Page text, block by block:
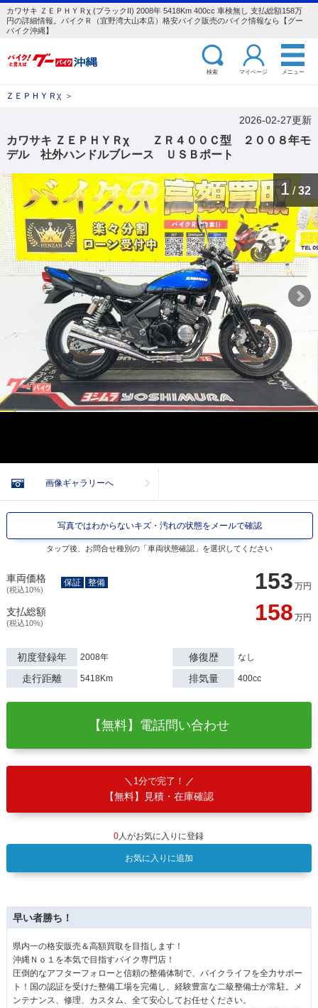
カワサキ ＺＥＰＨＹＲχ (ブラックII) 2008年 5418Km 400cc 車検無し 支払総額158万
円の詳細情報。バイクＲ（宜野湾大山本店）格安バイク販売のバイク情報なら【グー
バイク沖縄】
検索 マイページ メニュー
ＺＥＰＨＹＲχ ＞
2026-02-27更新
カワサキ ＺＥＰＨＹＲχ ＺＲ４００Ｃ型 ２００８年モ
デル 社外ハンドルブレース ＵＳＢポート
1 / 32
画像ギャラリーへ
写真ではわからないキズ・汚れの状態をメールで確認
タップ後、お問合せ種別の「車両状態確認」を選択してください
車両価格
(税込10%) 153 万円
保証 整備
支払総額
(税込10%) 158 万円
初度登録年 2008年 修復歴 なし
走行距離 5418Km 排気量 400cc
【無料】電話問い合わせ
1分で完了！
【無料】見積・在庫確認
0人がお気に入りに登録
お気に入りに追加
早い者勝ち！
県内一の格安販売＆高額買取を目指します！
沖縄Ｎｏ１を本気で目指すバイク専門店！
圧倒的なアフターフォローと信頼の整備体制で、バイクライフを全力サポー
ト！国の認証を受けた整備工場を完備し、経験豊富な二級整備士が常駐。メ
ンテナンス、修理、カスタム、全て安心してお任せください。